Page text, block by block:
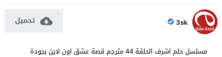
3sk تحميل
مسلسل حلم اشرف الحلقة 44 مترجم قصة عشق اون لاين بجودة